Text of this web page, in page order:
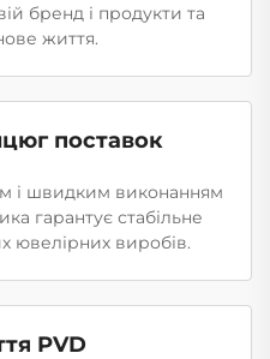
бренд і продукти та
життя.
поставок
і швидким виконанням
гарантує стабільне
ювелірних виробів.
PVD